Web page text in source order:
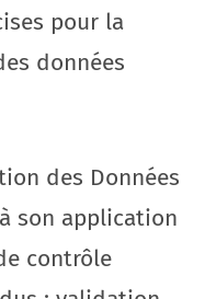
pour la
données
des Données
son application
contrôle